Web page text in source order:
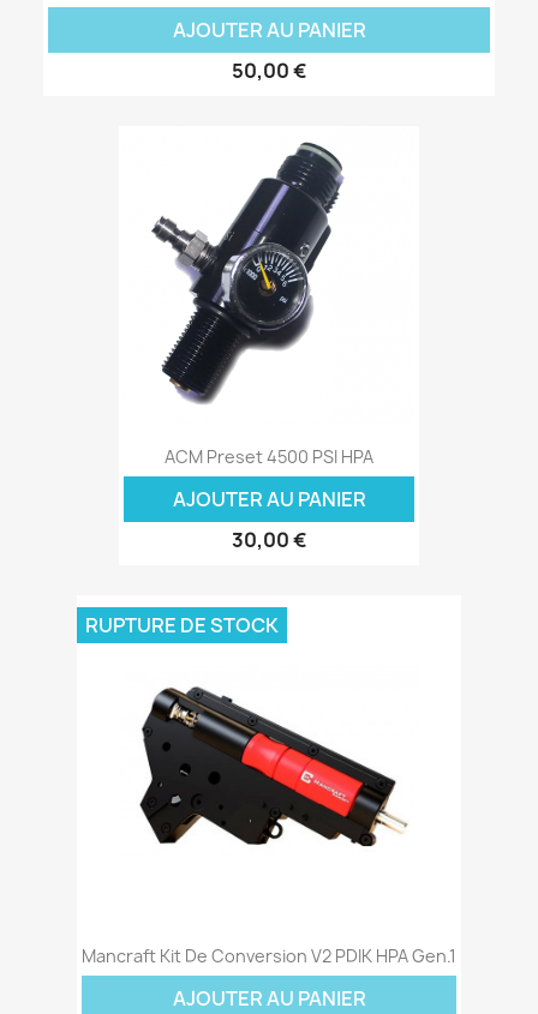
AJOUTER AU PANIER
50,00 €
ACM Preset 4500 PSI HPA
AJOUTER AU PANIER
30,00 €
Mancraft Kit De Conversion V2 PDIK HPA Gen.1
AJOUTER AU PANIER
RUPTURE DE STOCK